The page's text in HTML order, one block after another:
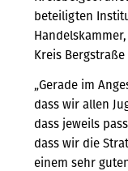
beteiligten
Kreis Bergstraße
„Gerade im
dass wir allen
dass jeweils
dass wir die
einem sehr